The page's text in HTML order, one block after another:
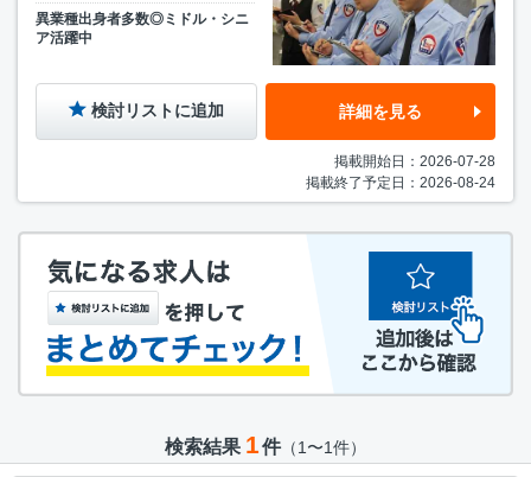
異業種出身者多数◎ミドル・シニ
ア活躍中
検討リストに追加 詳細を見る
掲載開始日：2026-07-28
掲載終了予定日：2026-08-24
検索結果 1件（1〜1件）